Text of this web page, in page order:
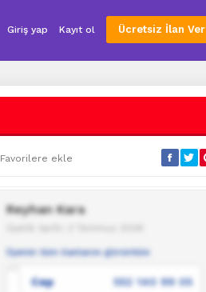
Giriş yap Kayıt ol Ücretsiz İlan Ver
Favorilere ekle
Reyhan Kara
Üyenin tüm ilanlarını görüntüle
Cep 552 140 99 05